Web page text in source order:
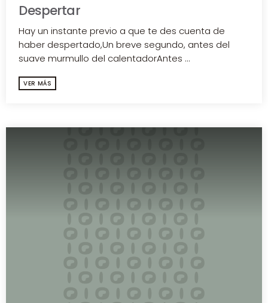
Despertar
Hay un instante previo a que te des cuenta de
haber despertado,Un breve segundo, antes del
suave murmullo del calentadorAntes ...
VER MÁS